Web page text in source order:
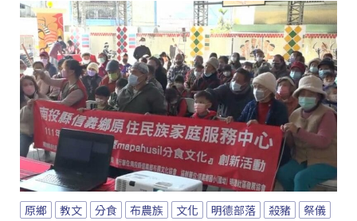
原鄉 教文 分食 布農族 文化 明德部落 殺豬 祭儀